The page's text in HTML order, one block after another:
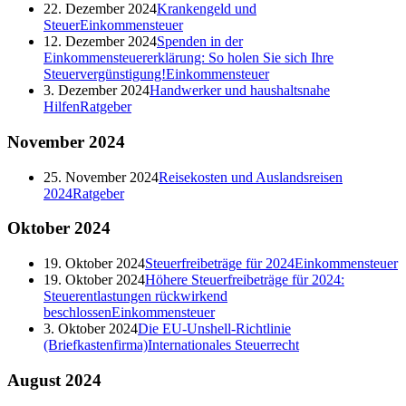
22. Dezember 2024Krankengeld und
SteuerEinkommensteuer
12. Dezember 2024Spenden in der
Einkommensteuererklärung: So holen Sie sich Ihre
Steuervergünstigung!Einkommensteuer
3. Dezember 2024Handwerker und haushaltsnahe
HilfenRatgeber
November 2024
25. November 2024Reisekosten und Auslandsreisen
2024Ratgeber
Oktober 2024
19. Oktober 2024Steuerfreibeträge für 2024Einkommensteuer
19. Oktober 2024Höhere Steuerfreibeträge für 2024:
Steuerentlastungen rückwirkend
beschlossenEinkommensteuer
3. Oktober 2024Die EU-Unshell-Richtlinie
(Briefkastenfirma)Internationales Steuerrecht
August 2024